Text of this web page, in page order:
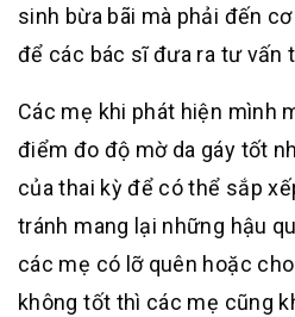
sinh bừa bãi mà phải đến
để các bác sĩ đưa ra tư vấn
Các mẹ khi phát hiện mình
điểm đo độ mờ da gáy tốt
của thai kỳ để có thể sắp
tránh mang lại những hậu
các mẹ có lỡ quên hoặc
không tốt thì các mẹ cũng